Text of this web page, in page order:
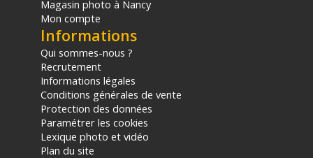
Magasin photo à Nancy
Mon compte
Informations
Qui sommes-nous ?
Recrutement
Informations légales
Conditions générales de vente
Protection des données
Paramétrer les cookies
Lexique photo et vidéo
Plan du site